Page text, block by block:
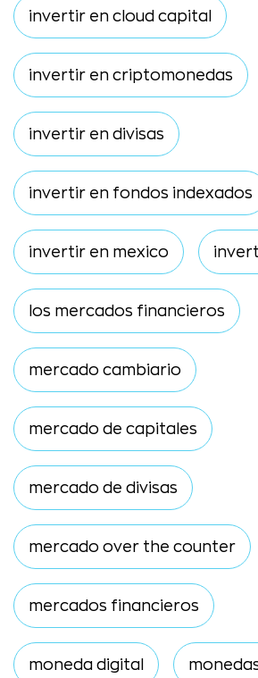
invertir en cloud capital
invertir en criptomonedas
invertir en divisas
invertir en fondos indexados
invertir en mexico
los mercados financieros
mercado cambiario
mercado de capitales
mercado de divisas
mercado over the counter
mercados financieros
moneda digital